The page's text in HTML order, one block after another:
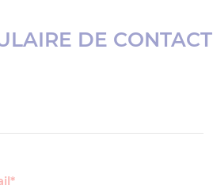
DE CONTACT